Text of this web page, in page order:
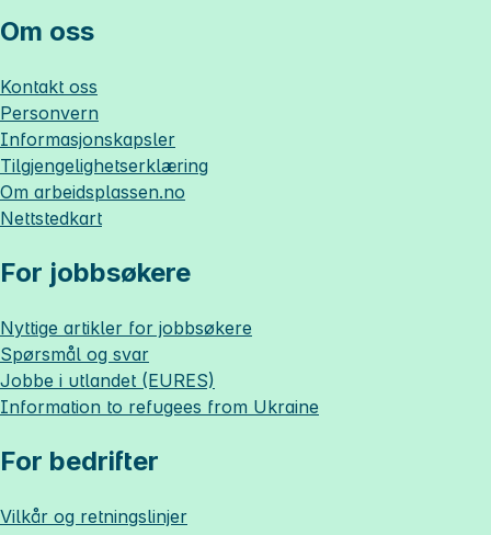
Om oss
Kontakt oss
Personvern
Informasjonskapsler
Tilgjengelighetserklæring
Om arbeidsplassen.no
Nettstedkart
For jobbsøkere
Nyttige artikler for jobbsøkere
Spørsmål og svar
Jobbe i utlandet (EURES)
Information to refugees from Ukraine
For bedrifter
Vilkår og retningslinjer